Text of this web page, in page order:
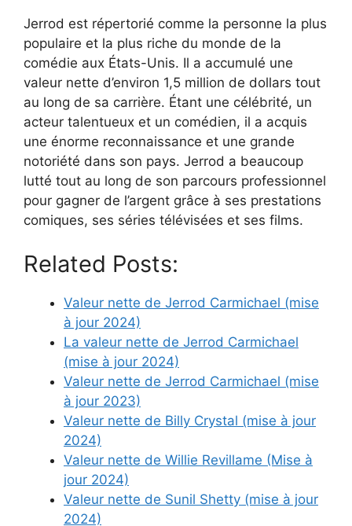
Jerrod est répertorié comme la personne la plus
populaire et la plus riche du monde de la
comédie aux États-Unis. Il a accumulé une
valeur nette d’environ 1,5 million de dollars tout
au long de sa carrière. Étant une célébrité, un
acteur talentueux et un comédien, il a acquis
une énorme reconnaissance et une grande
notoriété dans son pays. Jerrod a beaucoup
lutté tout au long de son parcours professionnel
pour gagner de l’argent grâce à ses prestations
comiques, ses séries télévisées et ses films.
Related Posts:
Valeur nette de Jerrod Carmichael (mise
à jour 2024)
La valeur nette de Jerrod Carmichael
(mise à jour 2024)
Valeur nette de Jerrod Carmichael (mise
à jour 2023)
Valeur nette de Billy Crystal (mise à jour
2024)
Valeur nette de Willie Revillame (Mise à
jour 2024)
Valeur nette de Sunil Shetty (mise à jour
2024)